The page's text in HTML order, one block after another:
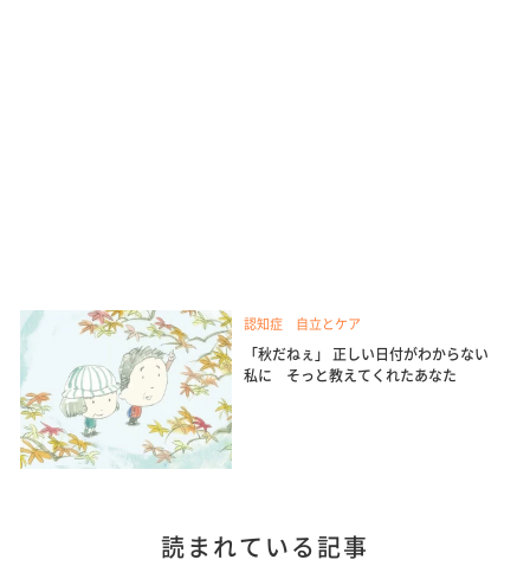
認知症 自立とケア
「秋だねぇ」 正しい日付がわからない
私に そっと教えてくれたあなた
読まれている記事